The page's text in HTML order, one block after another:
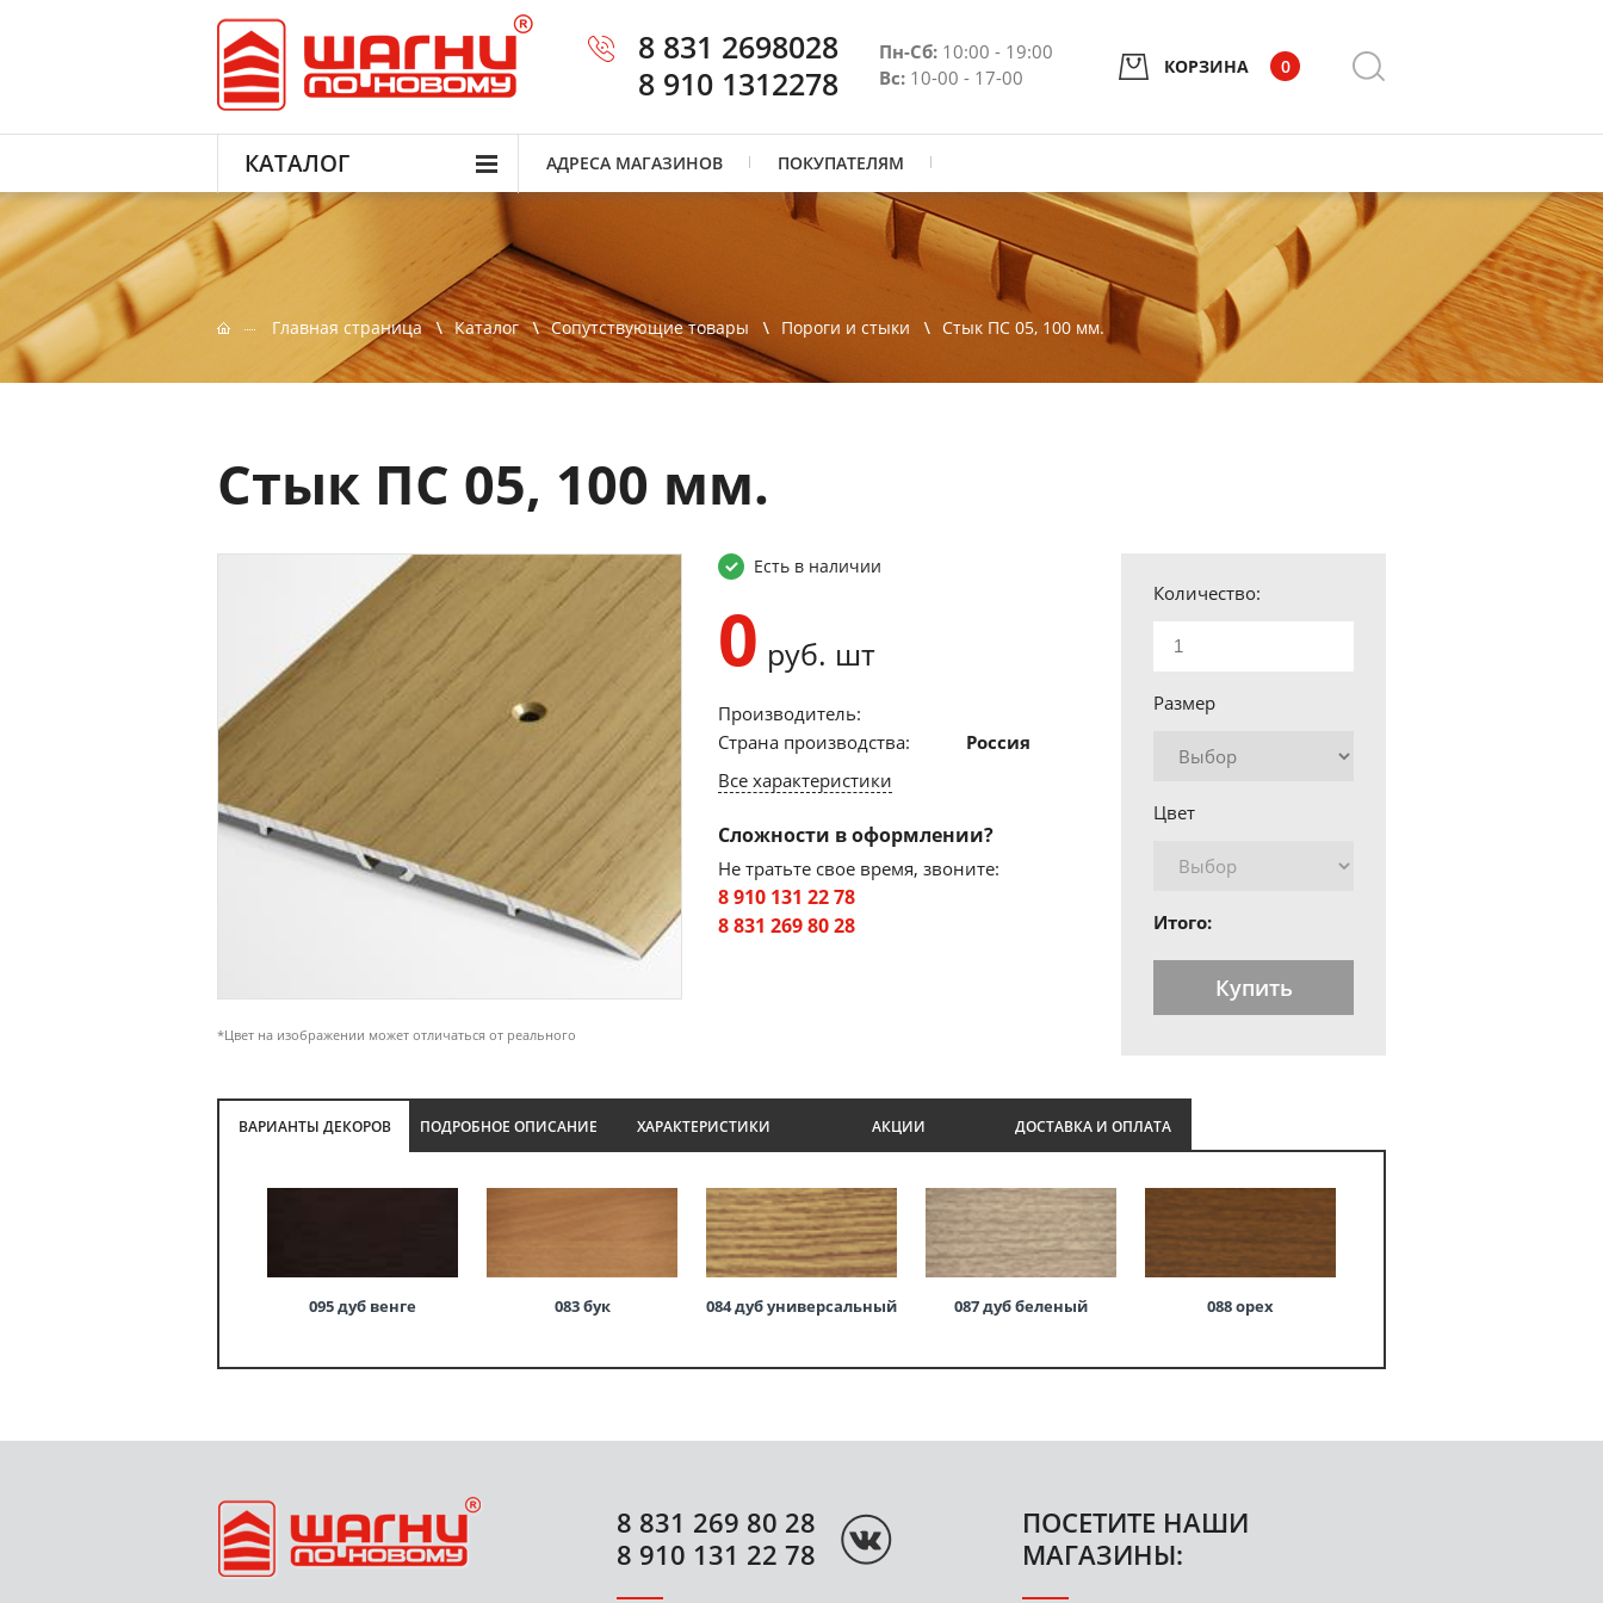
8 831 2698028
8 910 1312278
Пн-Сб: 10:00 - 19:00
Вс: 10-00 - 17-00 КОРЗИНА 0
КАТАЛОГ АДРЕСА МАГАЗИНОВ ПОКУПАТЕЛЯМ
Главная страница Каталог Сопутствующие товары Пороги и стыки Стык ПС 05, 100 мм.
Стык ПС 05, 100 мм.
*Цвет на изображении может отличаться от реального
Есть в наличии
0 руб. шт
Производитель:
Страна производства:
Россия
Все характеристики
Сложности в оформлении?
Не тратьте свое время, звоните:
8 910 131 22 78
8 831 269 80 28
Количество:
Размер
Цвет
Итого:
Купить
ВАРИАНТЫ ДЕКОРОВ ПОДРОБНОЕ ОПИСАНИЕ ХАРАКТЕРИСТИКИ АКЦИИ ДОСТАВКА И ОПЛАТА
095 дуб венге 083 бук 084 дуб универсальный 087 дуб беленый 088 орех
8 831 269 80 28
8 910 131 22 78
ПОСЕТИТЕ НАШИ
МАГАЗИНЫ: